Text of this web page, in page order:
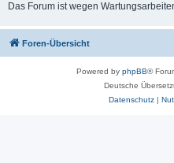
Das Forum ist wegen
Foren-Übersicht
Powered by phpBB®
Deutsche
Datenschutz|